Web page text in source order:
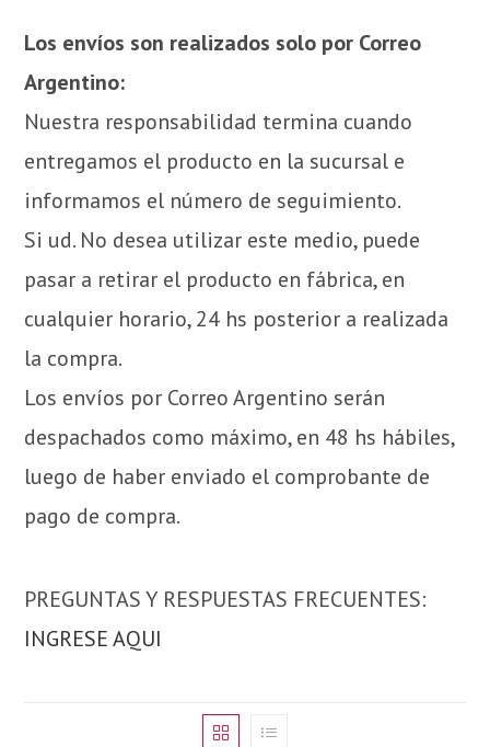
Los envíos son realizados solo por Correo
Argentino:
Nuestra responsabilidad termina cuando
entregamos el producto en la sucursal e
informamos el número de seguimiento.
Si ud. No desea utilizar este medio, puede
pasar a retirar el producto en fábrica, en
cualquier horario, 24 hs posterior a realizada
la compra.
Los envíos por Correo Argentino serán
despachados como máximo, en 48 hs hábiles,
luego de haber enviado el comprobante de
pago de compra.
PREGUNTAS Y RESPUESTAS FRECUENTES:
INGRESE AQUI